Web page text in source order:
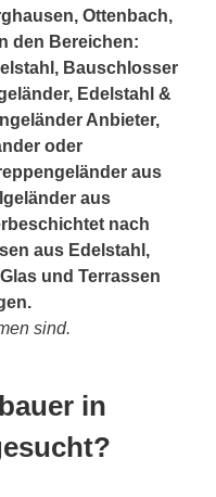
Ottenbach,
den Bereichen:
Bauschlosser
Edelstahl &
Anbieter,
oder
aus
aus
nach
aus Edelstahl,
und Terrassen
sind.
in